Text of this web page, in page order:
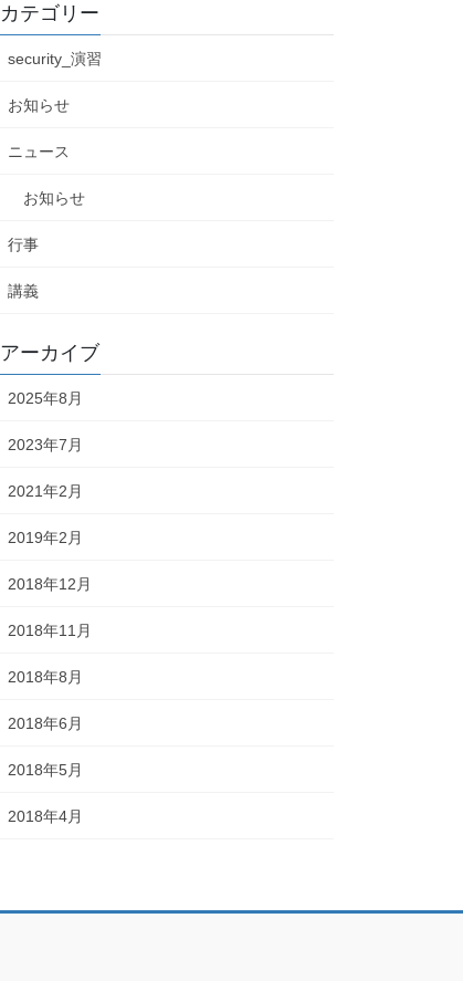
カテゴリー
security_演習
お知らせ
ニュース
お知らせ
行事
講義
アーカイブ
2025年8月
2023年7月
2021年2月
2019年2月
2018年12月
2018年11月
2018年8月
2018年6月
2018年5月
2018年4月